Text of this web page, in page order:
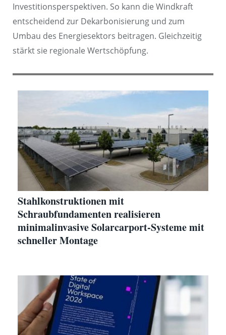
Investitionsperspektiven. So kann die Windkraft
entscheidend zur Dekarbonisierung und zum
Umbau des Energiesektors beitragen. Gleichzeitig
stärkt sie regionale Wertschöpfung.
Stahlkonstruktionen mit
Schraubfundamenten realisieren
minimalinvasive Solarcarport-Systeme mit
schneller Montage